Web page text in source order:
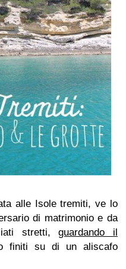
alle Isole tremiti, ve lo
di matrimonio e da
stretti,guardando il
finiti su di un aliscafo